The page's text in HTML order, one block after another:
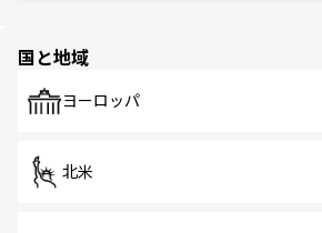
で、ホーカーズは地元の風情を楽
国と地域
ヨーロッパ
北米